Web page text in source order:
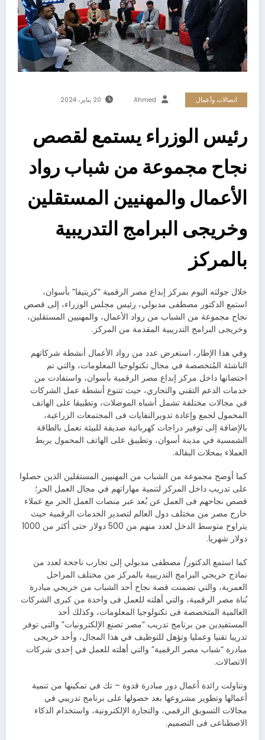
اتصالات وأعمال Ahmed 20 يناير، 2024
رئيس الوزراء يستمع لقصص
نجاح مجموعة من شباب رواد
الأعمال والمهنيين المستقلين
وخريجى البرامج التدريبية
بالمركز
خلال جولته اليوم بمركز إبداع مصر الرقمية “كريتيفا” بأسوان،
استمع الدكتور مصطفى مدبولي، رئيس مجلس الوزراء، إلى قصص
نجاح مجموعة من الشباب من رواد الأعمال، والمهنيين المستقلين،
وخريجى البرامج التدريبية المقدمة من المركز.
وفي هذا الإطار، استعرض عدد من رواد الأعمال أنشطة شركاتهم
الناشئة المُتخصصة في مجال تكنولوجيا المعلومات، والتي تم
احتضانها داخل مركز إبداع مصر الرقمية بأسوان، واستفادت من
خدمات الدعم التقني والتجاري، حيث تتنوع أنشطة عمل الشركات
في مجالات مختلفة تشمل أشباه الموصلات، وتطبيقا على الهاتف
المحمول لجمع وإعادة تدويرالنفايات فى المجتمعات الزراعية،
بالإضافة إلى توفير دراجات كهربائية صديقة للبيئة تعمل بالطاقة
الشمسية في مدينة أسوان، وتطبيق على الهاتف المحمول يربط
العملاء بمحلات البقالة.
كما أوضح مجموعة من الشباب من المهنيين المستقلين الذين حصلوا
على تدريب داخل المركز لتنمية مهاراتهم في مجال العمل الحر؛
قصص نجاحهم فى العمل عن بُعد عبر منصات العمل الحر مع عملاء
خارج مصر من مختلف دول العالم لتصدير الخدمات الرقمية حيث
يتراوح متوسط الدخل لعدد منهم من 500 دولار حتى أكثر من 1000
دولار شهريا.
كما استمع الدكتور/ مصطفى مدبولي إلى تجارب ناجحة لعدد من
نماذج خريجي البرامج التدريبية بالمركز من مختلف المراحل
العمرية، والتي تضمنت قصة نجاح أحد الشباب من خريجي مبادرة
بُناة مصر الرقمية، والتي أهلته للعمل فى واحدة من كبرى الشركات
العالمية المتخصصة فى تكنولوجيا المعلومات، وكذلك أحد
المستفيدين من برنامج تدريب “مصر تصنع الإلكترونيات” والتى توفر
تدريبا تقنيا وعمليا وتؤهل للتوظيف في هذا المجال، وأحد خريجى
مبادرة “شباب مصر الرقمية” والتي أهلته للعمل في إحدى شركات
الاتصالات.
وتناولت رائدة أعمال دور مبادرة قدوة – تك في تمكينها من تنمية
أعمالها وتطوير مشروعها بعد حصولها على برنامج تدريبي في
مجالات التسويق الرقمي، والتجارة الإلكترونية، واستخدام الذكاء
الاصطناعى فى التصميم.